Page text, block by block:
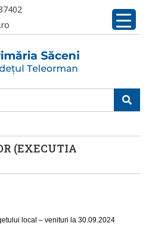
(EXECUTIA
local – venituri la 30.09.2024